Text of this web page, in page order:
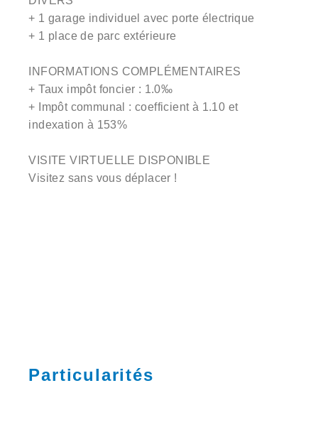
+ 1 garage individuel avec porte électrique
+ 1 place de parc extérieure
INFORMATIONS COMPLÉMENTAIRES
+ Taux impôt foncier : 1.0‰
+ Impôt communal : coefficient à 1.10 et
indexation à 153%
VISITE VIRTUELLE DISPONIBLE
Visitez sans vous déplacer !
Particularités